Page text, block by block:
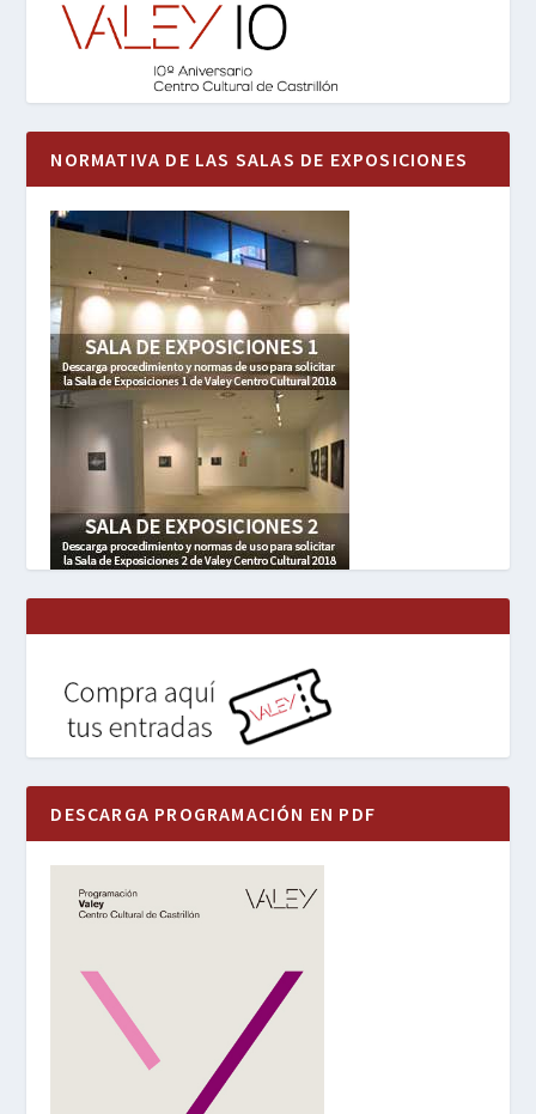
NORMATIVA DE LAS SALAS DE EXPOSICIONES
DESCARGA PROGRAMACIÓN EN PDF